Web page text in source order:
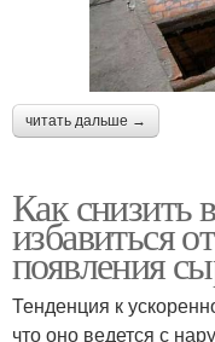
читать дальше →
Как снизить
избавиться
появления
Тенденция к
что оно ведется с